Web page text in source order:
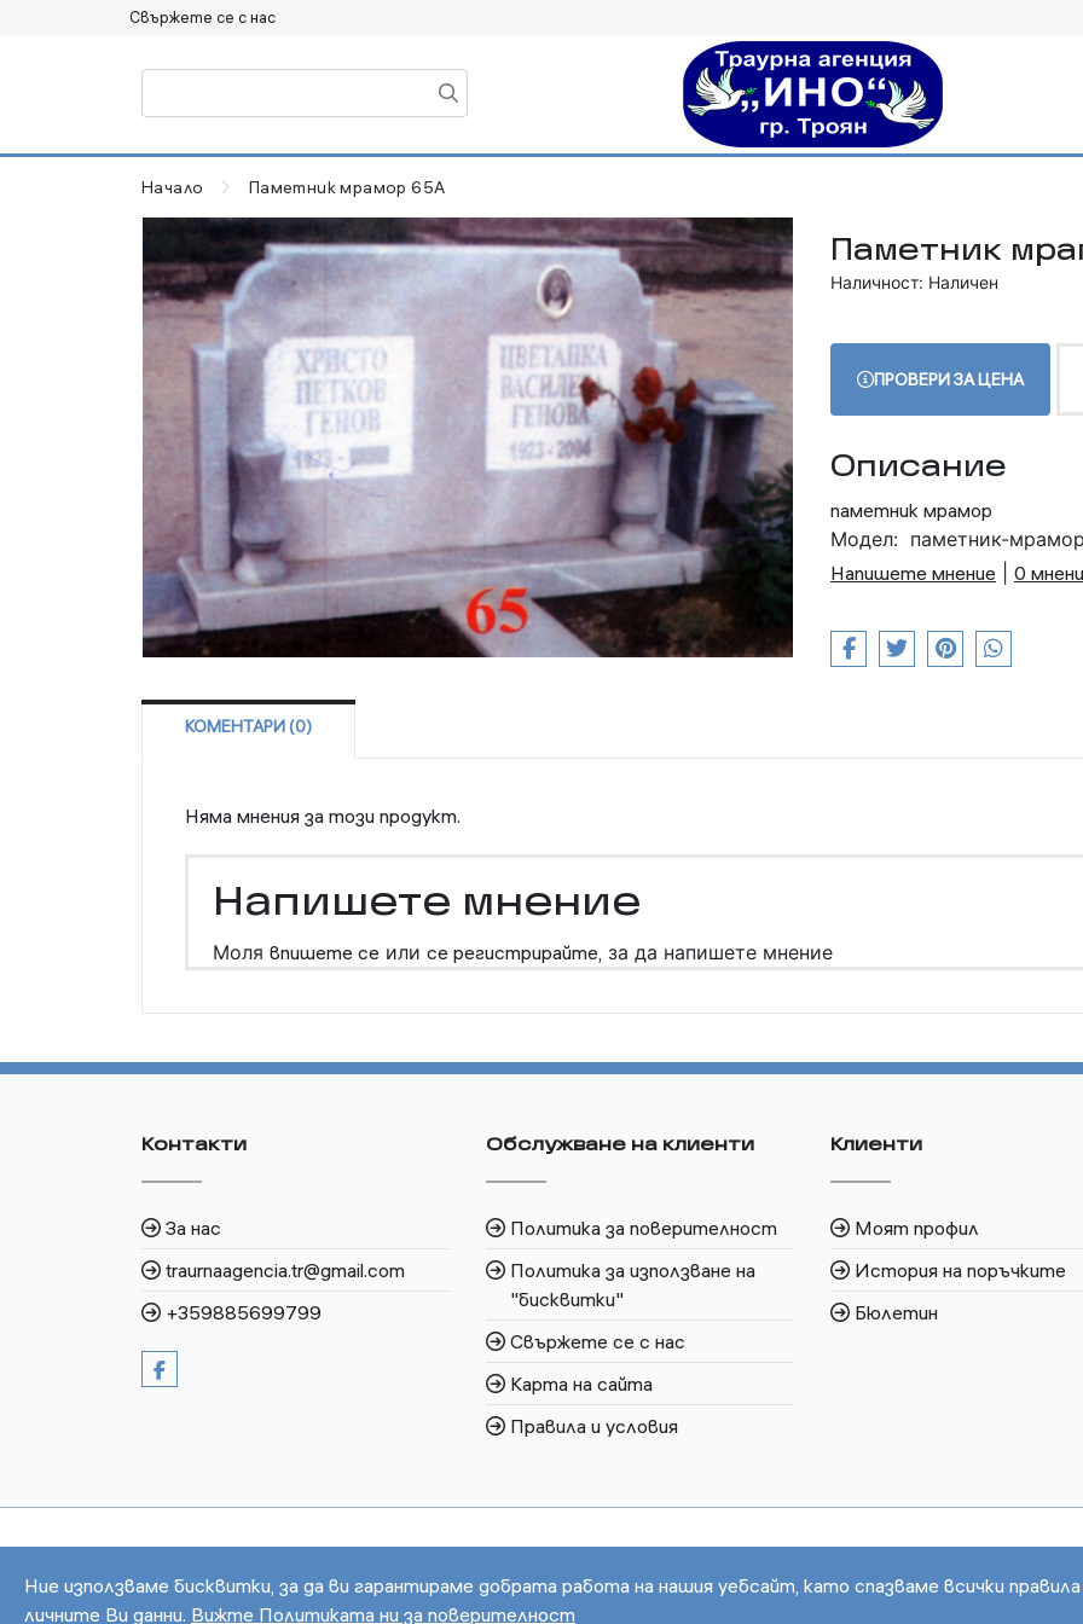
Свържете се с нас
Начало Паметник мрамор 65А
Паметник
Наличност: Наличен
ПРОВЕРИ ЗА ЦЕНА
Описание
паметник мрамор
Модел: паметник-
Напишете мнение
0
КОМЕНТАРИ (0)
Няма мнения за този продукт.
Напишете мнение
Моля впишете се или се регистрирайте, за да напишете мнение
Ние използваме бисквитки, за да ви гарантираме добрата работа на нашия уебсайт, като спазваме всички
личните Ви данни. Вижте Политиката ни за поверителност
Контакти
За нас
traurnaagencia.tr@gmail.com
+359885699799
Обслужване на клиенти
Политика за поверителност
Политика за използване на
"бисквитки"
Свържете се с нас
Карта на сайта
Правила и условия
Клиенти
Моят профил
История на поръчките
Бюлетин